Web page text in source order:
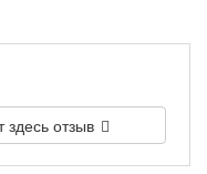
здесь отзыв